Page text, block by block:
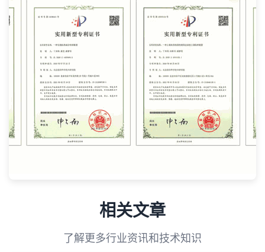
相关文章
了解更多行业资讯和技术知识